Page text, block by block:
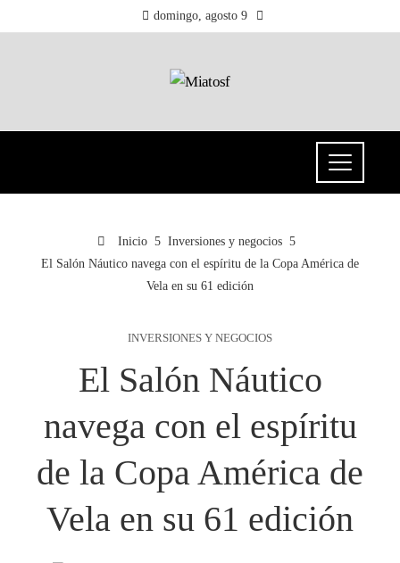
domingo, agosto 9
Inicio
Inversiones y negocios
El Salón Náutico navega con el espíritu de la Copa América de
Vela en su 61 edición
INVERSIONES Y NEGOCIOS
El Salón Náutico
navega con el espíritu
de la Copa América de
Vela en su 61 edición